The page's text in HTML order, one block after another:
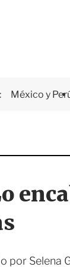
México y
Selena